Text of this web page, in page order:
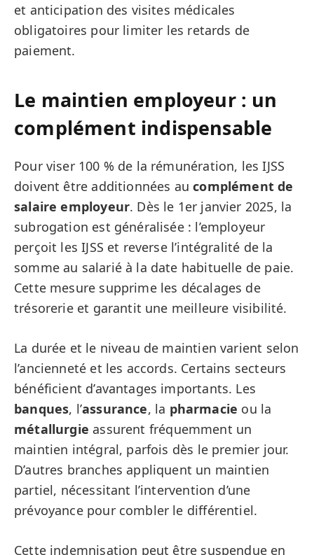
et anticipation des visites médicales
obligatoires pour limiter les retards de
paiement.
Le maintien employeur : un
complément indispensable
Pour viser 100 % de la rémunération, les IJSS
doivent être additionnées aucomplément de
salaire employeur. Dès le 1er janvier 2025, la
subrogation est généralisée : l’employeur
perçoit les IJSS et reverse l’intégralité de la
somme au salarié à la date habituelle de paie.
Cette mesure supprime les décalages de
trésorerie et garantit une meilleure visibilité.
La durée et le niveau de maintien varient selon
l’ancienneté et les accords. Certains secteurs
bénéficient d’avantages importants. Les
banques, l’assurance, la pharmacie ou la
métallurgie assurent fréquemment un
maintien intégral, parfois dès le premier jour.
D’autres branches appliquent un maintien
partiel, nécessitant l’intervention d’une
prévoyance pour combler le différentiel.
Cette indemnisation peut être suspendue en